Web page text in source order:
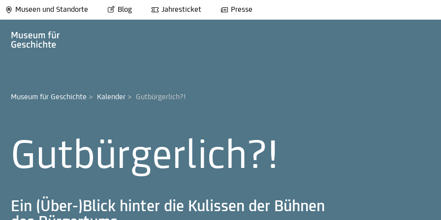
Museen und Standorte Blog Jahresticket Presse
Museum für Geschichte > Kalender > Gutbürgerlich?!
Gutbürgerlich?!
Ein (Über-)Blick hinter die Kulissen der Bühnen